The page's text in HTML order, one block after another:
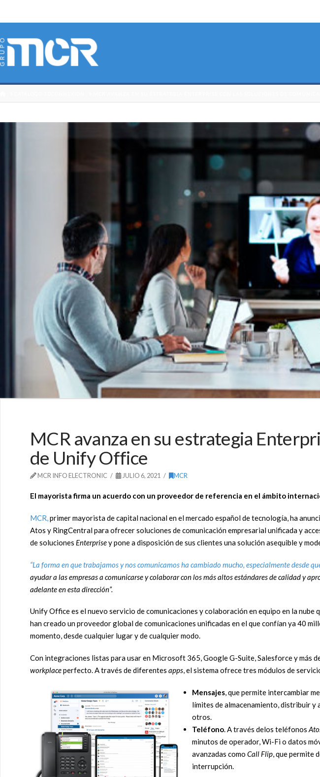
MCR avanza en su estrategia
de Unify Office
MCR INFO ELECTRONIC JULIO 6, 2021 MCR
El mayorista firma un acuerdo con un proveedor de referencia en el ámbito
MCR,primer mayorista de capital nacional en el mercado español de tecnología, ha
Atos y RingCentral para ofrecer soluciones de comunicación empresarial unificada y
de soluciones Enterprisey pone a disposición de sus clientes una solución asequible y
“La forma en que trabajamos y nos comunicamos ha cambiado mucho, especialmente desde
ayudar a las empresasa comunicarse y colaborar con los más altos estándares de calidad y
adelante en esta dirección”.
Unify Office es el nuevo servicio de comunicaciones y colaboración en equipo en la
han creado un proveedor global de comunicaciones unificadas en el que confían ya 40
momento, desde cualquier lugar y de cualquier modo.
Con integraciones listas para usar en Microsoft 365, Google G-Suite, Salesforce y más
workplaceperfecto. A través de diferentes apps, el sistema ofrece tres módulos de
Mensajes, que permite intercambiar
límites de almacenamiento, distribuir
otros.
Teléfono. A través delos teléfonos
minutos de operador, Wi-Fi o datos
avanzadas como Call Flip, que permite
interrupción.